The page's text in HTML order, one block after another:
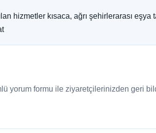
hizmetler kısaca, ağrı şehirlerarası
yorum formu ile ziyaretçilerinizden geri